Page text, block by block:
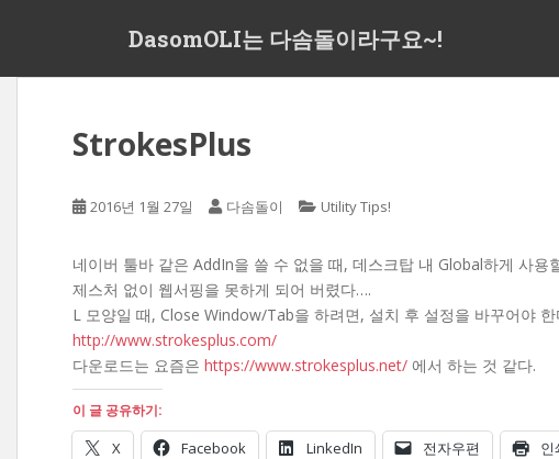
DasomOLI는 다솜돌이라구요~!
StrokesPlus
2016년 1월 27일 다솜돌이 Utility Tips!
네이버 툴바 같은 AddIn을 쓸 수 없을 때, 데스크탑 내 Global하게 사
제스처 없이 웹서핑을 못하게 되어 버렸다….
L 모양일 때, Close Window/Tab을 하려면, 설치 후 설정을 바꾸어야 한
http://www.strokesplus.com/
다운로드는 요즘은 https://www.strokesplus.net/ 에서 하는 것 같다.
이 글 공유하기:
X Facebook LinkedIn 전자우편 인